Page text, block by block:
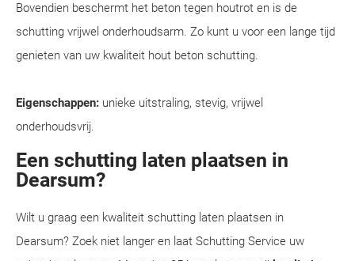
Bovendien beschermt het beton tegen houtrot en is de
schutting vrijwel onderhoudsarm. Zo kunt u voor een lange tijd
genieten van uw kwaliteit hout beton schutting.
Eigenschappen: unieke uitstraling, stevig, vrijwel
onderhoudsvrij.
Een schutting laten plaatsen in
Dearsum?
Wilt u graag een kwaliteit schutting laten plaatsen in
Dearsum? Zoek niet langer en laat Schutting Service uw